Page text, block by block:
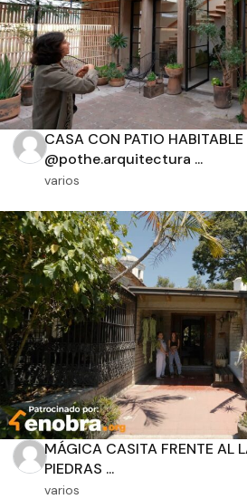
CASA CON PATIO HABITABLE
@pothe.arquitectura ...
varios
MÁGICA CASITA FRENTE AL
PIEDRAS ...
varios